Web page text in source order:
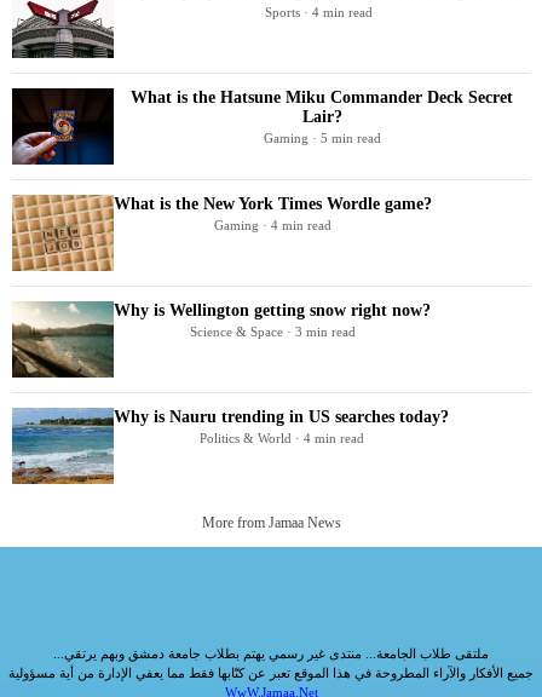
Sports · 4 min read
What is the Hatsune Miku Commander Deck Secret
Lair?
Gaming · 5 min read
What is the New York Times Wordle game?
Gaming · 4 min read
Why is Wellington getting snow right now?
Science & Space · 3 min read
Why is Nauru trending in US searches today?
Politics & World · 4 min read
More from Jamaa News
ملتقى طلاب الجامعة... منتدى غير رسمي يهتم بطلاب جامعة دمشق وبهم يرتقي...
جميع الأفكار والآراء المطروحة في هذا الموقع تعبر عن كتّابها فقط مما يعفي الإدارة من أية مسؤولية
WwW.Jamaa.Net